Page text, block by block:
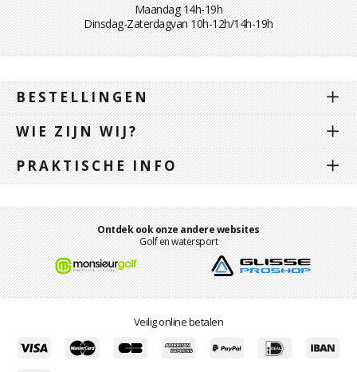
Maandag 14h-19h
Dinsdag-Zaterdagvan 10h-12h/14h-19h
BESTELLINGEN
WIE ZIJN WIJ?
PRAKTISCHE INFO
Ontdek ook onze andere websites
Golf en watersport
Veilig online betalen